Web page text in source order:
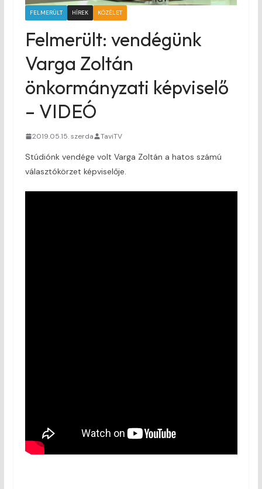
FELMERÜLT HÍREK KÖZÉLET
Felmerült: vendégünk
Varga Zoltán
önkormányzati képviselő
– VIDEÓ
2019.05.15. szerda TaviTV
Stúdiónk vendége volt Varga Zoltán a hatos számú
választókörzet képviselője.